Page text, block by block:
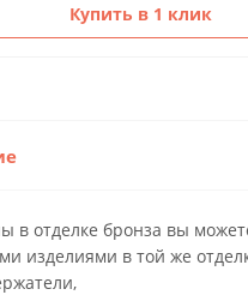
Купить в 1 клик
в отделке бронза вы
изделиями в той же